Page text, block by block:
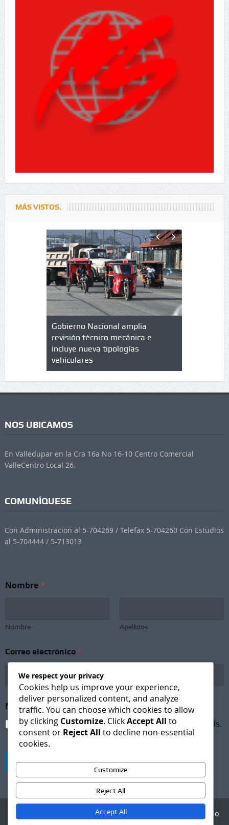
MÁS VISTOS.
de
en
Gobierno Nacional amplia
revisión técnico mecánica e
incluye nueva tipologías
vehiculares
Qué es
cuáles
NOS UBICAMOS
En Valledupar en la Cra 16a No 16-10 Centro Comercial
ValleCentro Local 26.
COMUNÍQUESE
Con Administracion al 5-704269 / Telefax 5-704260 Con Estudios
al 5-704444 / 5-713013
Nombre*
Nombre Apellidos
Correo electrónico *
*
N
e
Newsletter Subscription*
I agree to receive newsletters and promotional emails.
Suscribirse
Agencia Digital - Desarrollo
We respect your privacy
Cookies help us improve your experience,
deliver personalized content, and analyze
traffic. You can choose which cookies to allow
by clicking Customize. ClickAccept All to
consent or Reject All to decline non-essential
cookies.
Customize
Reject All
Accept All